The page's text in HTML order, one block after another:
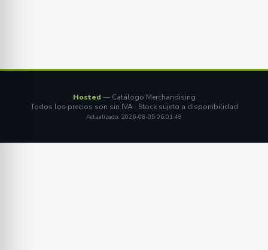
Hosted — Catálogo Merchandising
Todos los precios son sin IVA · Stock sujeto a disponibilidad
Actualizado: 2026-08-05 06:01:49